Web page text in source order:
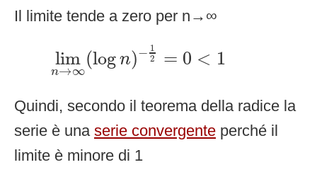
Il limite tende a zero per n→∞
lim
n→∞
(log n)− 1
2
= 0 < 1
n
Quindi, secondo il teorema della radice la
serie è una serie convergente perché il
limite è minore di 1